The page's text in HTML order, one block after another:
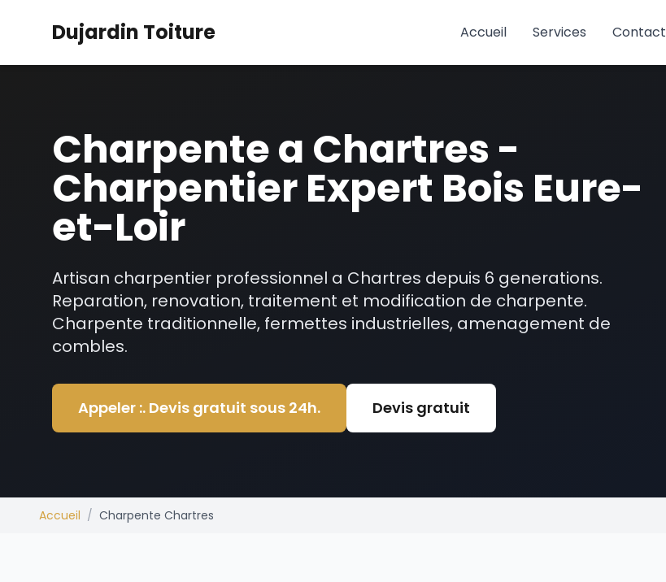
Dujardin Toiture Accueil Services Contact
Charpente a Chartres -
Charpentier Expert Bois Eure-
et-Loir
Artisan charpentier professionnel a Chartres depuis 6 generations.
Reparation, renovation, traitement et modification de charpente.
Charpente traditionnelle, fermettes industrielles, amenagement de
combles.
Appeler :. Devis gratuit sous 24h. Devis gratuit
Accueil / Charpente Chartres